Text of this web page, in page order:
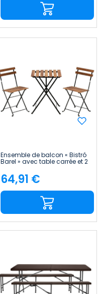
Ensemble de balcon « Bistró
Barel » avec table carrée et 2
d'acacia 7house
Price
64,91 €